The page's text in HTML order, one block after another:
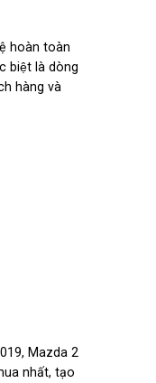
hoàn toàn
biệt là dòng
hàng và
Mazda 2
nhất, tạo